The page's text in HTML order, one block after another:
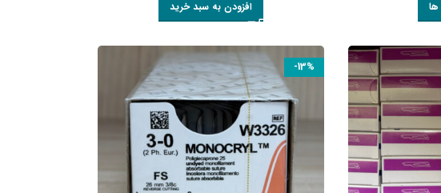
ها افزودن به سبد خرید
-13%